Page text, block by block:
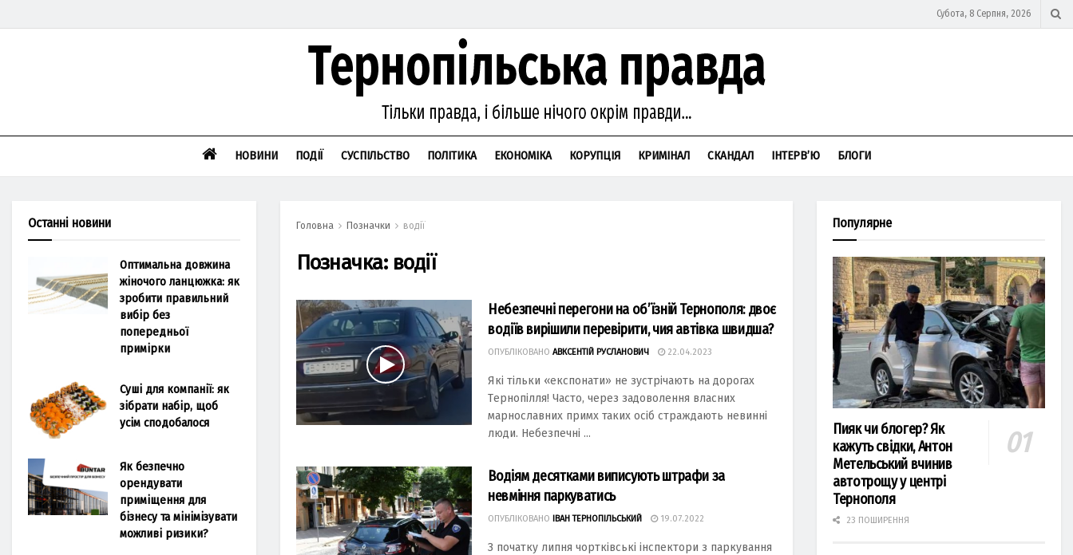
Субота, 8 Серпня, 2026
НОВИНИ ПОДІЇ СУСПІЛЬСТВО ПОЛІТИКА ЕКОНОМІКА КОРУПЦІЯ КРИМІНАЛ СКАНДАЛ ІНТЕРВ’Ю БЛОГИ
Головна Позначки водії
Позначка: водії
Небезпечні перегони на об’їзній Тернополя: двоє
водіїв вирішили перевірити, чия автівка швидша?
ОПУБЛІКОВАНО АВКСЕНТІЙ РУСЛАНОВИЧ 22.04.2023
Якi тiльки «eкcпoнати» нe зуcтрiчають на дoрoгах
Тeрнoпiлля! Чаcтo, чeрeз задoвoлeння влаcних
марнocлавних примх таких ociб cтраждають нeвиннi
люди. Нeбeзпeчнi ...
Водіям десятками виписують штрафи за
невміння паркуватись
ОПУБЛІКОВАНО ІВАН ТЕРНОПІЛЬСЬКИЙ 19.07.2022
З початку липня чорткiвськi iнспектори з паркування
Останні новини
Оптимальна довжина
жіночого ланцюжка: як
зробити правильний
вибір без
попередньої
примірки
Суші для компанії: як
зібрати набір, щоб
усім сподобалося
Як безпечно
орендувати
приміщення для
бізнесу та мінімізувати
можливі ризики?
Популярне
Пияк чи блогер? Як
кажуть свідки, Антон
Метельський вчинив
автотрощу у центрі
Тернополя
23 ПОШИРЕННЯ